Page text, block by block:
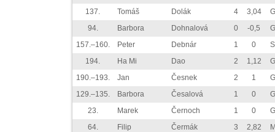
137.
Tomáš Dolák 4 3,04
94.
Barbora Dohnalová 0 -0,5
157.–160.
Peter Debnár 1 0
194.
Ha Mi Dao 2 1,12
190.–193.
Jan Česnek 2 1
129.–135.
Barbora Česalová 1 0
23.
Marek Černoch 1 0
64.
Filip Čermák 3 2,82